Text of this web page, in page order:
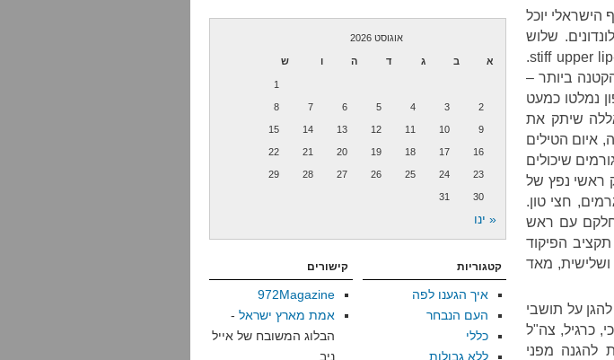
הישראלי יוכל
שלוש
הערות: קודם כל, ישראל איננה לונדון והישראלים ממש גרועים ב-stiff upper lip.
ביותר –
נמלטו כמעט
שיתק את
איום הטילים
שיכולים
ראשי נפץ של
ראשי נפץ במשקל 45, 90, 150, 180 קילוגרמים, חצי טון.
חלקם עם ראש
הפיקוד
ושלישית, מאד
על תושבי
כרגיל, צה"ל
להגנה מפני
אוגוסט 2026
א ב ג ד ה ו ש
1
2
3
4
5
6
7
8
9
10
11
12
13
14
15
16
17
18
19
20
21
22
23
24
25
26
27
28
29
30
31
« ינו
קטגוריות
איך הגענו לפה
העם הנבחר
כללי
ללא גבולות
קישורים
972Magazine
אמת מארץ ישראל -
הבלוג המשובח של אייל
ניב